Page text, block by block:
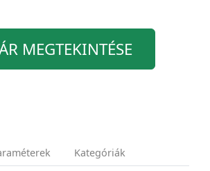
MEGTEKINTÉSE
Kategóriák